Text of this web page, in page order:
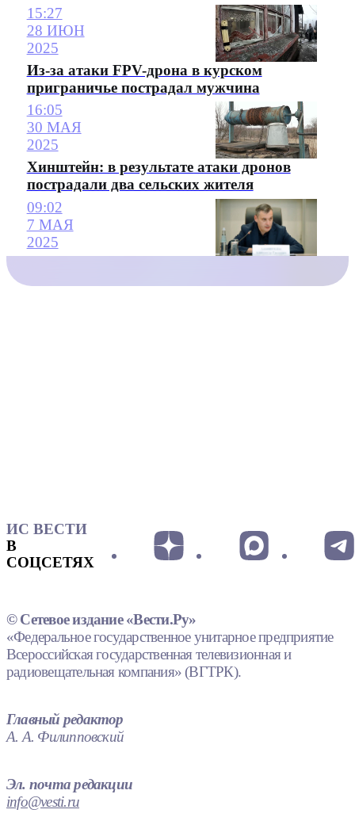
15:27
28 ИЮН
2025
Из-за атаки FPV-дрона в курском
приграничье пострадал мужчина
16:05
30 МАЯ
2025
Хинштейн: в результате атаки дронов
пострадали два сельских жителя
09:02
7 МАЯ
2025
ИС ВЕСТИ
В
СОЦСЕТЯХ
© Сетевое издание «Вести.Ру»
«Федеральное государственное унитарное предприятие
Всероссийская государственная телевизионная и
радиовещательная компания» (ВГТРК).
Главный редактор
А. А. Филипповский
Эл. почта редакции
info@vesti.ru